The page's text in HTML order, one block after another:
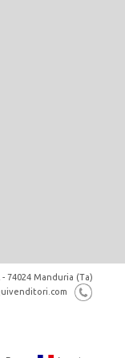
74024 Manduria (Ta)